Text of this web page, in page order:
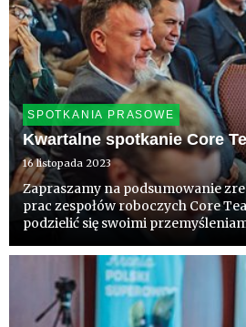
SPOTKANIA PRASOWE
Kwartalne spotkanie Core
16 listopada 2023
Zapraszamy na podsumowanie
prac zespołów roboczych Core
podzielić się swoimi
obszarach. Poznamy pierwsze
struktury odmi...